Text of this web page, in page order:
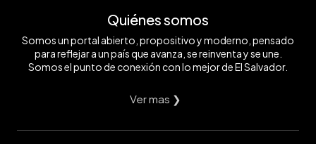
Quiénes somos
Somos un portal abierto, propositivo y moderno, pensado
para reflejar a un país que avanza, se reinventa y se une.
Somos el punto de conexión con lo mejor de El Salvador.
Ver mas ❯